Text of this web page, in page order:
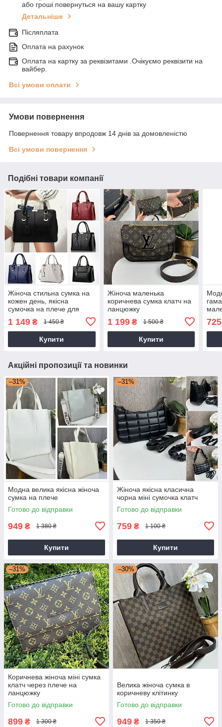
або гроші повернуться на вашу картку
Детальніше
Післяплата
Оплата на рахунок
Оплата на картку за реквізитами .Очікуємо реквізити на
вайбер.
Всі умови оплати
Умови повернення
Повернення товару впродовж 14 днів за домовленістю
Всі умови повернення
Подібні товари компанії
Жіноча стильна сумка на
кожен день, якісна
сумочка на плече для
1 149 ₴ 1 450 ₴
Купити
Жіноча маленька
коричнева сумка клатч на
ланцюжку
1 199₴ 1 500 ₴
Купити
725
Акційні пропозиції та новинки
–31%
Модна велика якісна жіноча
сумка на плече
Готово до відправки
949 ₴ 1 380 ₴
Купити
–31%
Жіноча якісна класична
чорна міні сумочка клатч
Готово до відправки
759 ₴ 1 100 ₴
Купити
–31%
Коричнева жіноча міні сумка
клатч через плече на
ланцюжку
Готово до відправки
899 ₴ 1 300 ₴
–30%
Велика жіноча сумка в
коричневу клітинку
Готово до відправки
949 ₴ 1 350 ₴